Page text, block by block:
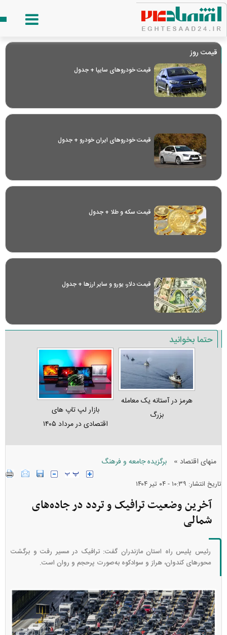
قیمت روز
قیمت خودرو‌های سایپا + جدول
قیمت خودرو‌های ایران خودرو + جدول
قیمت سکه و طلا + جدول
قیمت دلار، یورو و سایر ارز‌ها + جدول
حتما بخوانید
هرمز در آستانه یک معامله
بزرگ
بازار لپ‌ تاپ‌ های
اقتصادی در مرداد ۱۴۰۵
منهای اقتصاد » برگزیده جامعه و فرهنگ
تاریخ انتشار: ۱۰:۳۹ - ۰۴ تير ۱۴۰۴
آخرین وضعیت ترافیک و تردد در جاده‌های
شمالی
رئیس پلیس راه استان مازندران گفت: ترافیک در مسیر رفت و برگشت
محورهای کندوان، هراز و سوادکوه به‌صورت پرحجم و روان است.